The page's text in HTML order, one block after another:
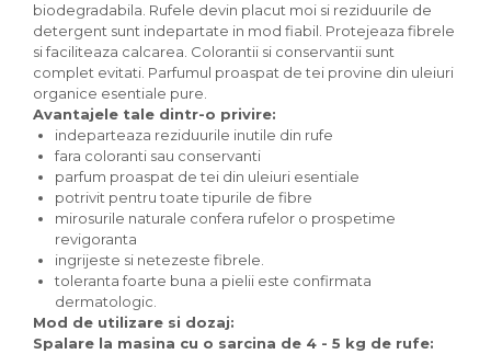
Orez bio si leguminoase
Legume bio
Legume bio in conserva
Orez bio
Paste si fidea
Paste bio din emmer
Paste bio din grau
Paste bio din spelta
Paste bio fara gluten
Paste bio integrale
Paste bio pentru copii
Paste fainoase bio
Pateu, sosuri si conserve
biodegradabila. Rufele devin placut moi si reziduurile de
detergent sunt indepartate in mod fiabil. Protejeaza fibrele
si faciliteaza calcarea. Colorantii si conservantii sunt
complet evitati. Parfumul proaspat de tei provine din uleiuri
organice esentiale pure.
Avantajele tale dintr-o privire:
indeparteaza reziduurile inutile din rufe
fara coloranti sau conservanti
parfum proaspat de tei din uleiuri esentiale
potrivit pentru toate tipurile de fibre
mirosurile naturale confera rufelor o prospetime
revigoranta
ingrijeste si netezeste fibrele.
toleranta foarte buna a pielii este confirmata
dermatologic.
Mod de utilizare si dozaj:
Spalare la masina cu o sarcina de 4 - 5 kg de rufe: